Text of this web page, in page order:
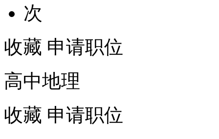
次
收藏 申请职位
高中地理
收藏 申请职位